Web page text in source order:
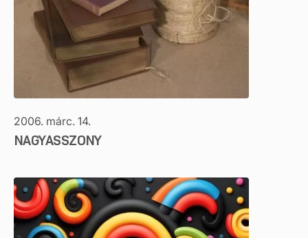
2006. márc. 14.
NAGYASSZONY